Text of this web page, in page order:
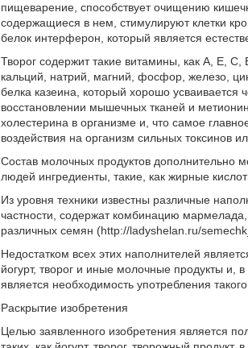
пищеварение, способствует очищению
содержащиеся в нем, стимулируют клетки
белок интерферон, который является
Творог содержит такие витамины, как A, E,
кальций, натрий, магний, фосфор, железо,
белка казеина, который хорошо усваивается
восстановлении мышечных тканей и
холестерина в организме и, что самое
воздействия на организм сильных токсинов
Состав молочных продуктов дополнительно
людей ингредиенты, такие, как жирные
Из уровня техники известны различные
частности, содержат комбинацию
различных семян (http://ladyshelan.ru/
Недостатком всех этих наполнителей
йогурт, творог и иные молочные продукты и,
является необходимость употребления
Раскрытие изобретения
Целью заявленного изобретения является